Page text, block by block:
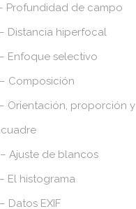
– Profundidad de campo
– Distancia hiperfocal
– Enfoque selectivo
– Composición
– Orientación, proporción y
– Ajuste de blancos
– El histograma
Datos EXIF